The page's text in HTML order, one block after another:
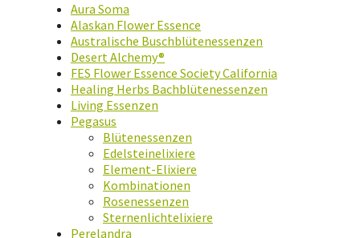
Aura Soma
Alaskan Flower Essence
Australische Buschblütenessenzen
Desert Alchemy®
FES Flower Essence Society California
Healing Herbs Bachblütenessenzen
Living Essenzen
Pegasus
Blütenessenzen
Edelsteinelixiere
Element-Elixiere
Kombinationen
Rosenessenzen
Sternenlichtelixiere
Perelandra